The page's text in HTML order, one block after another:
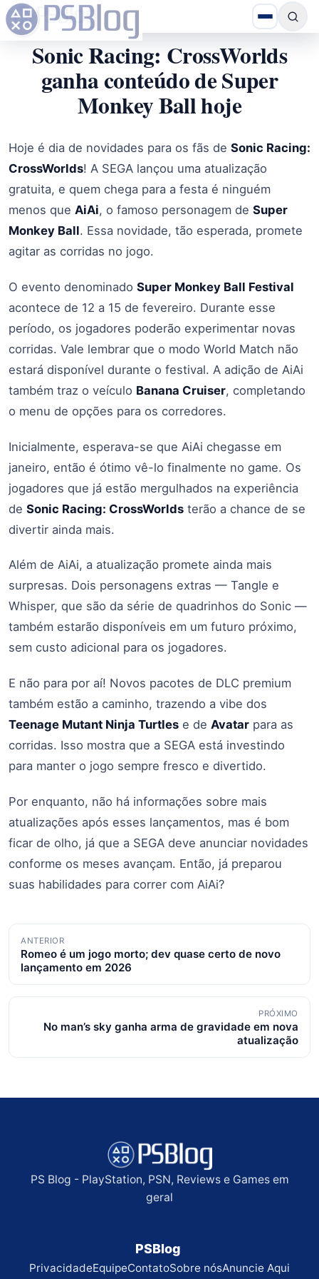
Sonic Racing: CrossWorlds
ganha conteúdo de Super
Monkey Ball hoje
Hoje é dia de novidades para os fãs de Sonic Racing:
CrossWorlds! A SEGA lançou uma atualização
gratuita, e quem chega para a festa é ninguém
menos que AiAi, o famoso personagem de Super
Monkey Ball. Essa novidade, tão esperada, promete
agitar as corridas no jogo.
O evento denominado Super Monkey Ball Festival
acontece de 12 a 15 de fevereiro. Durante esse
período, os jogadores poderão experimentar novas
corridas. Vale lembrar que o modo World Match não
estará disponível durante o festival. A adição de AiAi
também traz o veículo Banana Cruiser, completando
o menu de opções para os corredores.
Inicialmente, esperava-se que AiAi chegasse em
janeiro, então é ótimo vê-lo finalmente no game. Os
jogadores que já estão mergulhados na experiência
de Sonic Racing: CrossWorlds terão a chance de se
divertir ainda mais.
Além de AiAi, a atualização promete ainda mais
surpresas. Dois personagens extras — Tangle e
Whisper, que são da série de quadrinhos do Sonic —
também estarão disponíveis em um futuro próximo,
sem custo adicional para os jogadores.
E não para por aí! Novos pacotes de DLC premium
também estão a caminho, trazendo a vibe dos
Teenage Mutant Ninja Turtles e de Avatar para as
corridas. Isso mostra que a SEGA está investindo
para manter o jogo sempre fresco e divertido.
Por enquanto, não há informações sobre mais
atualizações após esses lançamentos, mas é bom
ficar de olho, já que a SEGA deve anunciar novidades
conforme os meses avançam. Então, já preparou
suas habilidades para correr com AiAi?
Navegação
de
posts
ANTERIOR
Romeo é um jogo morto; dev quase certo de novo
lançamento em 2026
PRÓXIMO
No man’s sky ganha arma de gravidade em nova
atualização
PS Blog - PlayStation, PSN, Reviews e Games em
geral
PSBlog
PrivacidadeEquipeContatoSobre nósAnuncie Aqui